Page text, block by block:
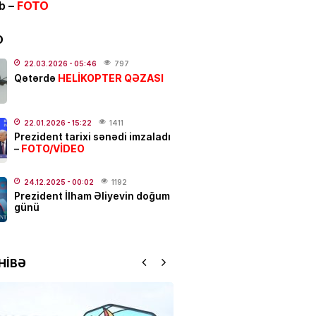
karta köçürmələrə
- 12:04 817
2 avqust, 2026-cı il
- 00:12
qanlı partlayışda yeni
Ad günü keçirilən generalın
oldu
sabiq nazir vəfat
– FOTO
22.03.2026 - 05:46 797
Qətərdə HELİKOPTER QƏZASI
22.01.2026 - 15:22 1411
Prezident tarixi sənədi imzaladı
– FOTO/VİDEO
24.12.2025 - 00:02 1192
Prezident İlham Əliyevin doğum
günü